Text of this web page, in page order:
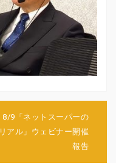
8/9「ネットスーパーの
リアル」ウェビナー開催
報告